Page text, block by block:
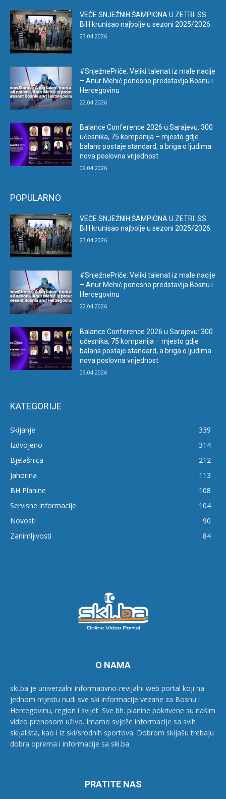
VEČE SNJEŽNIH ŠAMPIONA U ZETRI: SS
BiH krunisao najbolje u sezoni 2025/2026.
23.04.2026
#SnježnePriče: Veliki talenat iz male nacije
– Anur Mehić ponosno predstavlja Bosnu i
Hercegovinu
22.04.2026
Balance Conference 2026 u Sarajevu: 300
učesnika, 75 kompanija – mjesto gdje
balans postaje standard, a briga o ljudima
nova poslovna vrijednost
09.04.2026
POPULARNO
VEČE SNJEŽNIH ŠAMPIONA U ZETRI: SS
BiH krunisao najbolje u sezoni 2025/2026.
23.04.2026
#SnježnePriče: Veliki talenat iz male nacije
– Anur Mehić ponosno predstavlja Bosnu i
Hercegovinu
22.04.2026
Balance Conference 2026 u Sarajevu: 300
učesnika, 75 kompanija – mjesto gdje
balans postaje standard, a briga o ljudima
nova poslovna vrijednost
09.04.2026
KATEGORIJE
Skijanje
339
Izdvojeno
314
Bjelašnica
212
Jahorina
113
BH Planine
108
Servisne informacije
104
Novosti
90
Zanimljivosti
84
O NAMA
ski.ba je univerzalni informativno-revijalni web portal koji na
jednom mjestu nudi sve ski informacije vezane za Bosnu i
Hercegovinu, region i svijet. Sve bh. planine pokrivene su našim
video prenosom uživo. Imamo svježe informacije sa svih
skijališta, kao i iz ski/srodnih sportova. Dobrom skijašu trebaju
dobra oprema i informacije sa ski.ba
PRATITE NAS